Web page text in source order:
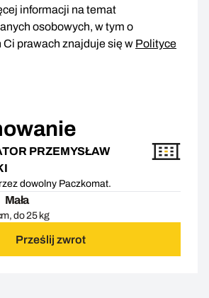
informacji na temat
osobowych, w tym o
Ci prawach znajduje się w Polityce
PRZEMYSŁAW
dowolny Paczkomat.
Mała
do 25 kg
Prześlij zwrot